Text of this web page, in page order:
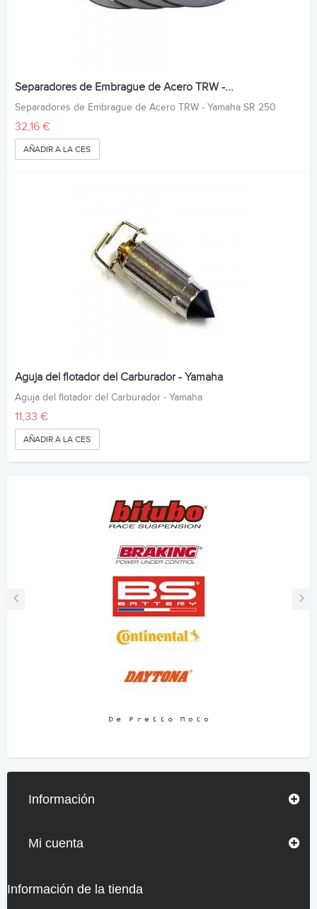
Separadores de Embrague de Acero TRW -...
Separadores de Embrague de Acero TRW - Yamaha SR 250
32,16 €
AÑADIR A LA CESTA
Aguja del flotador del Carburador - Yamaha
Aguja del flotador del Carburador - Yamaha
11,33 €
AÑADIR A LA CESTA
Información
Mi cuenta
Información de la tienda